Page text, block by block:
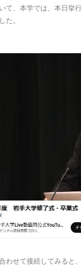
て、本学では、本日挙
た。
わせて接続してみると